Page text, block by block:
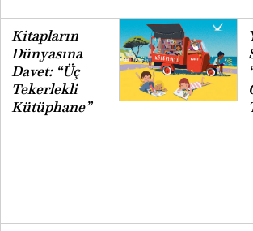
Kitapların
Dünyasına
Davet: “Üç
Tekerlekli
Kütüphane”